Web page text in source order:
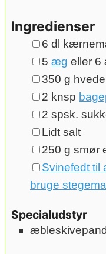
Ingredienser
▢
6 dl
▢
5 æg eller 6
▢
350 g
▢
2 knsp
▢
2 spsk.
▢
Lidt salt
▢
250 g smør
▢
Svinefedt til
bruge
Specialudstyr